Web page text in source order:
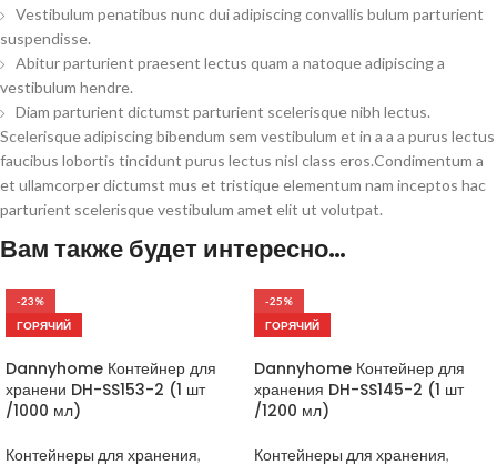
Vestibulum penatibus nunc dui adipiscing convallis bulum parturient
suspendisse.
Abitur parturient praesent lectus quam a natoque adipiscing a
vestibulum hendre.
Diam parturient dictumst parturient scelerisque nibh lectus.
Scelerisque adipiscing bibendum sem vestibulum et in a a a purus lectus
faucibus lobortis tincidunt purus lectus nisl class eros.Condimentum a
et ullamcorper dictumst mus et tristique elementum nam inceptos hac
parturient scelerisque vestibulum amet elit ut volutpat.
Вам также будет интересно…
-23%
ГОРЯЧИЙ
Dannyhome Контейнер для
хранени DH-SS153-2 (1 шт
/1000 мл)
Контейнеры для хранения,
-25%
ГОРЯЧИЙ
Dannyhome Контейнер для
хранения DH-SS145-2 (1 шт
/1200 мл)
Контейнеры для хранения,